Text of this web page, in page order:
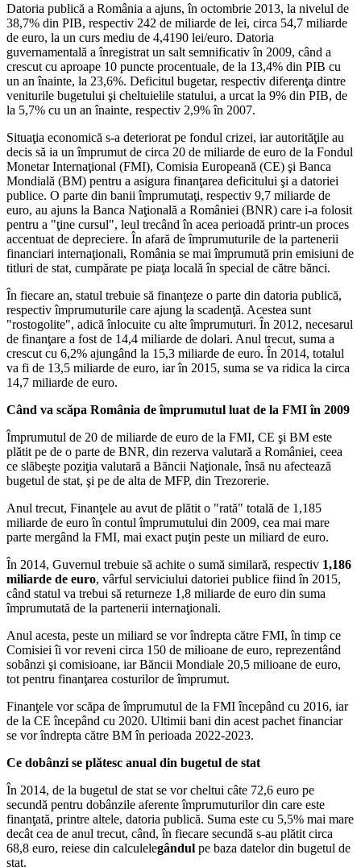
Datoria publică a România a ajuns, în octombrie 2013, la nivelul de
38,7% din PIB, respectiv 242 de miliarde de lei, circa 54,7 miliarde
de euro, la un curs mediu de 4,4190 lei/euro. Datoria
guvernamentală a înregistrat un salt semnificativ în 2009, când a
crescut cu aproape 10 puncte procentuale, de la 13,4% din PIB cu
un an înainte, la 23,6%. Deficitul bugetar, respectiv diferenţa dintre
veniturile bugetului şi cheltuielile statului, a urcat la 9% din PIB, de
la 5,7% cu un an înainte, respectiv 2,9% în 2007.
Situaţia economică s-a deteriorat pe fondul crizei, iar autorităţile au
decis să ia un împrumut de circa 20 de miliarde de euro de la Fondul
Monetar Internaţional (FMI), Comisia Europeană (CE) şi Banca
Mondială (BM) pentru a asigura finanţarea deficitului şi a datoriei
publice. O parte din banii împrumutaţi, respectiv 9,7 miliarde de
euro, au ajuns la Banca Naţională a României (BNR) care i-a folosit
pentru a "ţine cursul", leul trecând în acea perioadă printr-un proces
accentuat de depreciere. În afară de împrumuturile de la partenerii
financiari internaţionali, România se mai împrumută prin emisiuni de
titluri de stat, cumpărate pe piaţa locală în special de către bănci.
În fiecare an, statul trebuie să finanţeze o parte din datoria publică,
respectiv împrumuturile care ajung la scadenţă. Acestea sunt
"rostogolite", adică înlocuite cu alte împrumuturi. În 2012, necesarul
de finanţare a fost de 14,4 miliarde de dolari. Anul trecut, suma a
crescut cu 6,2% ajungând la 15,3 miliarde de euro. În 2014, totalul
va fi de 13,5 miliarde de euro, iar în 2015, suma se va ridica la circa
14,7 miliarde de euro.
Când va scăpa România de împrumutul luat de la FMI în 2009
Împrumutul de 20 de miliarde de euro de la FMI, CE şi BM este
plătit pe de o parte de BNR, din rezerva valutară a României, ceea
ce slăbeşte poziţia valutară a Băncii Naţionale, însă nu afectează
bugetul de stat, şi pe de alta de MFP, din Trezorerie.
Anul trecut, Finanţele au avut de plătit o "rată" totală de 1,185
miliarde de euro în contul împrumutului din 2009, cea mai mare
parte mergând la FMI, mai exact puţin peste un miliard de euro.
În 2014, Guvernul trebuie să achite o sumă similară, respectiv 1,186
miliarde de euro, vârful serviciului datoriei publice fiind în 2015,
când statul va trebui să returneze 1,8 miliarde de euro din suma
împrumutată de la partenerii internaţionali.
Anul acesta, peste un miliard se vor îndrepta către FMI, în timp ce
Comisiei îi vor reveni circa 150 de milioane de euro, reprezentând
sobânzi şi comisioane, iar Băncii Mondiale 20,5 milioane de euro,
tot pentru finanţarea costurilor de împrumut.
Finanţele vor scăpa de împrumutul de la FMI începând cu 2016, iar
de la CE începând cu 2020. Ultimii bani din acest pachet financiar
se vor îndrepta către BM în perioada 2022-2023.
Ce dobânzi se plătesc anual din bugetul de stat
În 2014, de la bugetul de stat se vor cheltui câte 72,6 euro pe
secundă pentru dobânzile aferente împrumuturilor din care este
finanţată, printre altele, datoria publică. Suma este cu 5,5% mai mare
decât cea de anul trecut, când, în fiecare secundă s-au plătit circa
68,8 euro, reiese din calculelegândul pe baza datelor din bugetul de
stat.